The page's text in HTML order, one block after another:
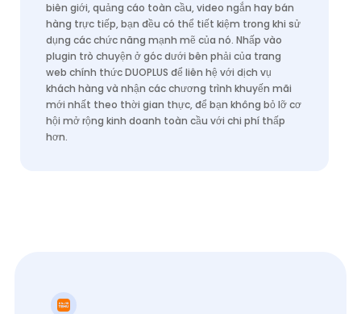
biên giới, quảng cáo toàn cầu, video ngắn hay bán
hàng trực tiếp, bạn đều có thể tiết kiệm trong khi sử
dụng các chức năng mạnh mẽ của nó. Nhấp vào
plugin trò chuyện ở góc dưới bên phải của trang
web chính thức DUOPLUS để liên hệ với dịch vụ
khách hàng và nhận các chương trình khuyến mãi
mới nhất theo thời gian thực, để bạn không bỏ lỡ cơ
hội mở rộng kinh doanh toàn cầu với chi phí thấp
hơn.